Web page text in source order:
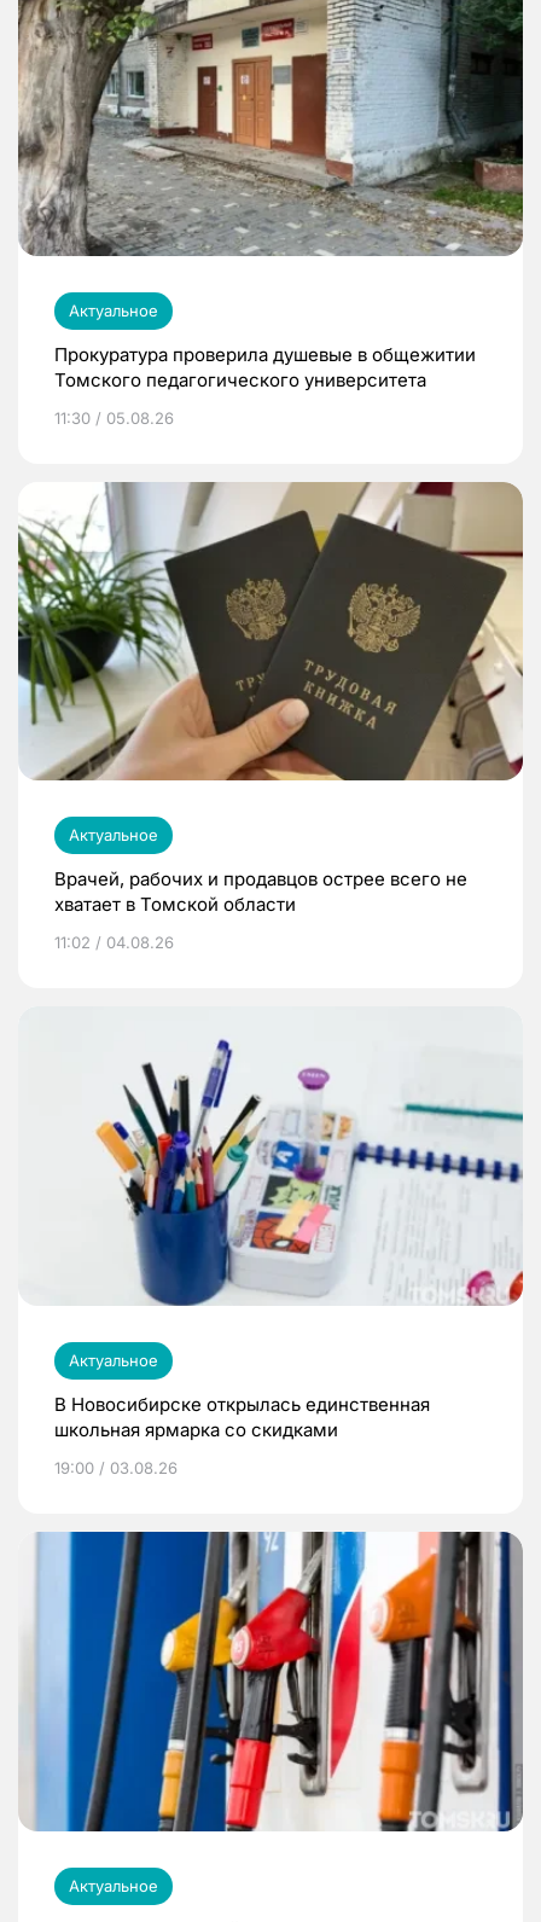
Актуальное
Прокуратура проверила душевые в общежитии
Томского педагогического университета
11:30 / 05.08.26
Актуальное
Врачей, рабочих и продавцов острее всего не
хватает в Томской области
11:02 / 04.08.26
Актуальное
В Новосибирске открылась единственная
школьная ярмарка со скидками
19:00 / 03.08.26
Актуальное